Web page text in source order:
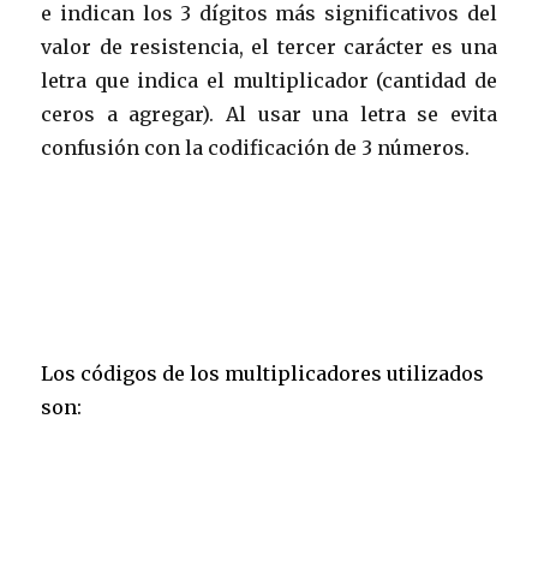
e indican los 3 dígitos más significativos del
valor de resistencia, el tercer carácter es una
letra que indica el multiplicador (cantidad de
ceros a agregar). Al usar una letra se evita
confusión con la codificación de 3 números.
Los códigos de los multiplicadores utilizados
son: